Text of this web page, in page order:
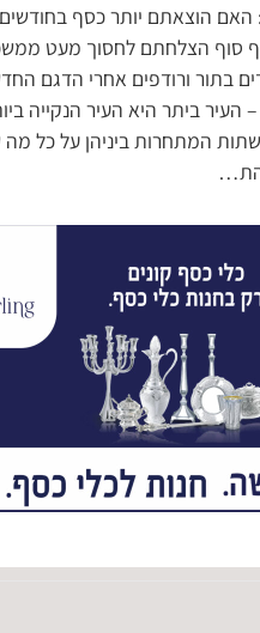
הוצאתם יותר כסף
סוף הצלחתם לחסוך מעט
ורודפים אחרי הדגם
ביתר היא העיר הנקייה
המתחרות ביניהן על כל
הת…